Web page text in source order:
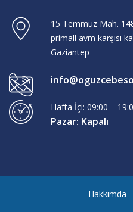
15 Temmuz Mah.
primall avm karşısı
Gaziantep
Hafta İçi: 09:00 –
Pazar: Kapalı
Hakkımda